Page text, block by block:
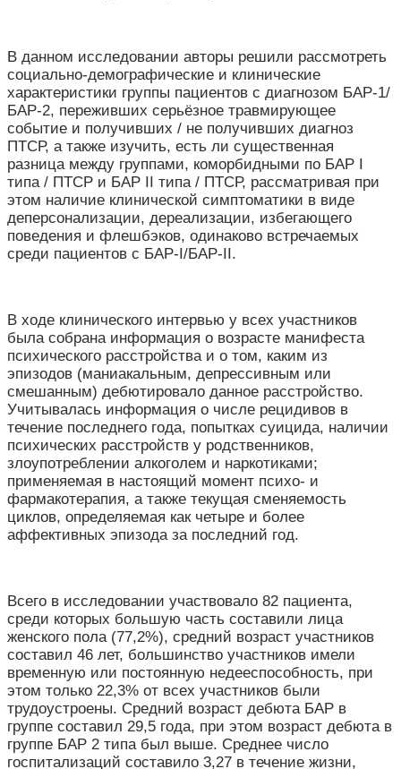
В данном исследовании авторы решили рассмотреть
социально-демографические и клинические
характеристики группы пациентов с диагнозом БАР-1/
БАР-2, переживших серьёзное травмирующее
событие и получивших / не получивших диагноз
ПТСР, а также изучить, есть ли существенная
разница между группами, коморбидными по БАР I
типа / ПТСР и БАР II типа / ПТСР, рассматривая при
этом наличие клинической симптоматики в виде
деперсонализации, дереализации, избегающего
поведения и флешбэков, одинаково встречаемых
среди пациентов с БАР-I/БАР-II.
В ходе клинического интервью у всех участников
была собрана информация о возрасте манифеста
психического расстройства и о том, каким из
эпизодов (маниакальным, депрессивным или
смешанным) дебютировало данное расстройство.
Учитывалась информация о числе рецидивов в
течение последнего года, попытках суицида, наличии
психических расстройств у родственников,
злоупотреблении алкоголем и наркотиками;
применяемая в настоящий момент психо- и
фармакотерапия, а также текущая сменяемость
циклов, определяемая как четыре и более
аффективных эпизода за последний год.
Всего в исследовании участвовало 82 пациента,
среди которых большую часть составили лица
женского пола (77,2%), средний возраст участников
составил 46 лет, большинство участников имели
временную или постоянную недееспособность, при
этом только 22,3% от всех участников были
трудоустроены. Средний возраст дебюта БАР в
группе составил 29,5 года, при этом возраст дебюта в
группе БАР 2 типа был выше. Среднее число
госпитализаций составило 3,27 в течение жизни,